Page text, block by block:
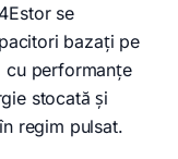
se
bazați pe
cu performanțe
stocată și
regim pulsat.